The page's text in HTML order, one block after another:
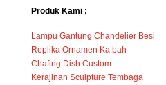
Produk Kami ;
Lampu Gantung Chandelier Besi
Replika Ornamen Ka’bah
Chafing Dish Custom
Kerajinan Sculpture Tembaga